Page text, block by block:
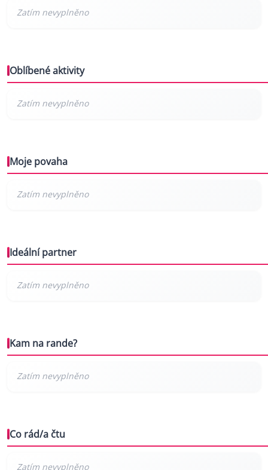
Oblíbené aktivity
Moje povaha
Ideální partner
Kam na rande?
Co rád/a čtu